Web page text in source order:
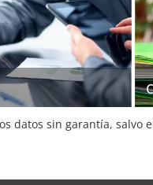
datos sin garantía, salvo